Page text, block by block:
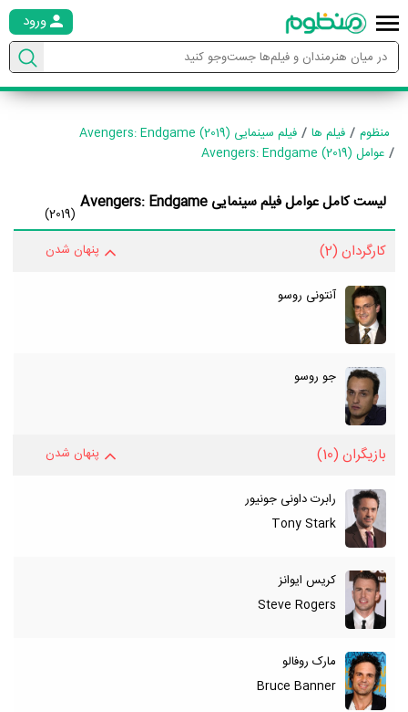
ورود
منظوم فیلم ها
فیلم سینمایی Avengers: Endgame (2019)
عوامل Avengers: Endgame (2019)
لیست کامل عوامل فیلم سینمایی Avengers: Endgame
(2019)
کارگردان (2) پنهان شدن
آنتونی روسو
جو روسو
بازیگران (10) پنهان شدن
رابرت داونی جونیور
Tony Stark
کریس ایوانز
Steve Rogers
مارک روفالو
Bruce Banner